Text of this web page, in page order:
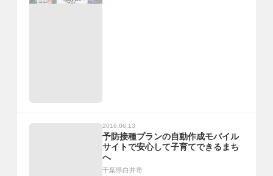
2016.06.13
予防接種プランの自動作成モバイル
サイトで安心して子育てできるまち
へ
千葉県白井市